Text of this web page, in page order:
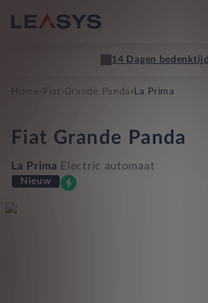
14 Dagen bedenktijd
Home › Fiat › Grande Panda › La Prima
Fiat Grande Panda
La Prima Electric automaat
Nieuw